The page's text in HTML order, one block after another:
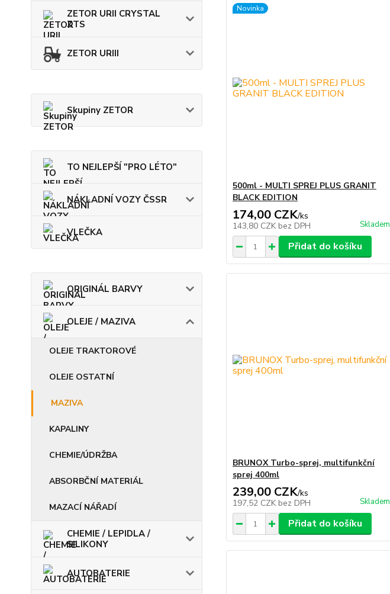
ZETOR URII CRYSTAL
ZTS
ZETOR URIII
Skupiny ZETOR
TO NEJLEPŠÍ "PRO LÉTO"
NÁKLADNÍ VOZY ČSSR
VLEČKA
ORIGINÁL BARVY
OLEJE / MAZIVA
OLEJE TRAKTOROVÉ
OLEJE OSTATNÍ
MAZIVA
KAPALINY
CHEMIE/ÚDRŽBA
ABSORBČNÍ MATERIÁL
MAZACÍ NÁŘADÍ
CHEMIE / LEPIDLA /
SILIKONY
AUTOBATERIE
Novinka
500ml - MULTI SPREJ PLUS GRANIT
BLACK EDITION
174,00 CZK/ks
143,80 CZK bez DPH Skladem
Přidat do košíku
BRUNOX Turbo-sprej, multifunkční
sprej 400ml
239,00 CZK/ks
197,52 CZK bez DPH Skladem
Přidat do košíku